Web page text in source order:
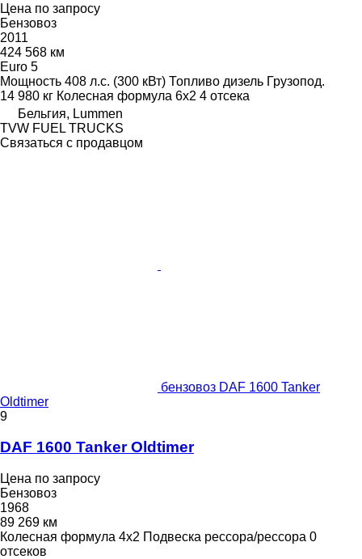
Цена по запросу
Бензовоз
2011
424 568 км
Euro 5
Мощность 408 л.с. (300 кВт) Топливо дизель Грузопод.
14 980 кг Колесная формула 6x2 4 отсека
Бельгия, Lummen
TVW FUEL TRUCKS
Связаться с продавцом
бензовоз DAF 1600 Tanker
Oldtimer
9
DAF 1600 Tanker Oldtimer
Цена по запросу
Бензовоз
1968
89 269 км
Колесная формула 4x2 Подвеска рессора/рессора 0
отсеков